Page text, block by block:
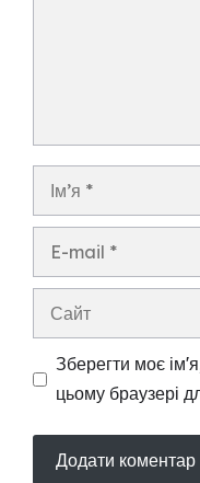
Ім’я
Сайт
Зберегти моє
цьому браузері